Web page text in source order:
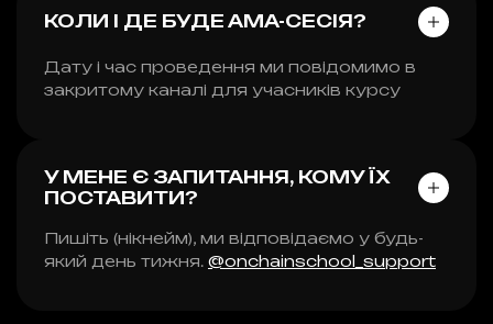
КОЛИ І ДЕ БУДЕ АМА-СЕСІЯ?
Дату і час проведення ми повідомимо в
закритому каналі для учасників курсу
У МЕНЕ Є ЗАПИТАННЯ, КОМУ ЇХ
ПОСТАВИТИ?
Пишіть (нікнейм), ми відповідаємо у будь-
який день тижня. @onchainschool_support